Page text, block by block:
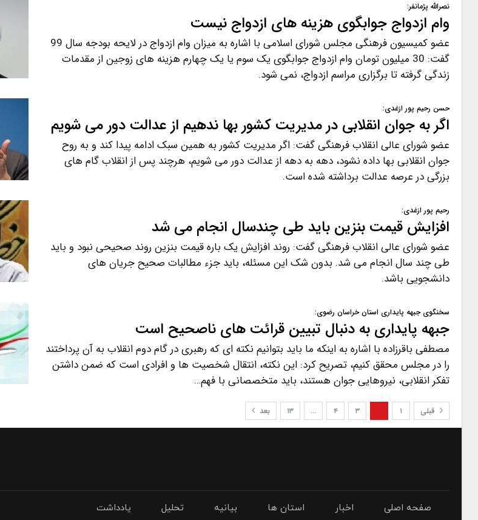
نصرالله پژمانفر:
وام ازدواج جوابگوی هزینه های ازدواج نیست
عضو کمیسیون فرهنگی مجلس شورای اسلامی با اشاره به میزان وام ازدواج در لایحه بودجه سال 99
گفت: 30 میلیون تومان وام ازدواج جوابگوی یک سوم یا یک چهارم هزینه های زوجین از مقدمات
زندگی گرفته تا برگزاری مراسم ازدواج، نمی شود.
حسن رحیم پور ازغدی:
اگر به جوان انقلابی در مدیریت کشور بها ندهیم از عدالت دور می شویم
عضو شورای عالی انقلاب فرهنگی گفت: اگر مدیریت کشور به همین سبک ادامه پیدا کند و به روح
جوان انقلابی بها داده نشود، دهه به دهه از عدالت دور می شویم، هرچند پس از انقلاب گام های
بزرگی در عرصه عدالت برداشته شده است.
رحیم پور ازغدی:
افزایش قیمت بنزین باید طی چندسال انجام می شد
عضو شورای عالی انقلاب فرهنگی گفت: روند افزایش یک باره قیمت بنزین روند صحیحی نبود و باید
طی چند سال انجام می شد. بدون شک این مسئله، باید جزء مطالبات صحیح جریان های
دانشجویی باشد.
سخنگوی جبهه پایداری استان خراسان رضوی:
جبهه پایداری به دنبال تبیین قرائت های ناصحیح است
مصطفی باقرزاده با اشاره به اینکه ما باید بتوانیم نکته ای که رهبری در گام دوم انقلاب به آن پرداختند
را در مجلس محقق کنیم، تصریح کرد: این نکته، انتقال شخصیت ها و افرادی است که ضمن داشتن
تفکر انقلابی، نیروهایی جوان هستند، باید متخصصانی با فهم…
قبلی ۱ ۳ ۴ … ۱۳ بعد
صفحه اصلی اخبار استان ها بیانیه تحلیل یادداشت